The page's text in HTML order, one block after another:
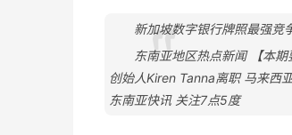
新加坡数字银行牌照最强竞
东南亚地区热点新闻 【本
创始人Kiren Tanna离职 马来西
东南亚快讯 关注7点5度